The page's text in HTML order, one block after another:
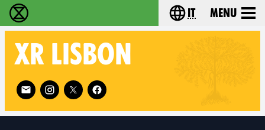
Extinction Rebellion - Home Choose your
it Menu
XR LISBON
Follow XR Lisbon on